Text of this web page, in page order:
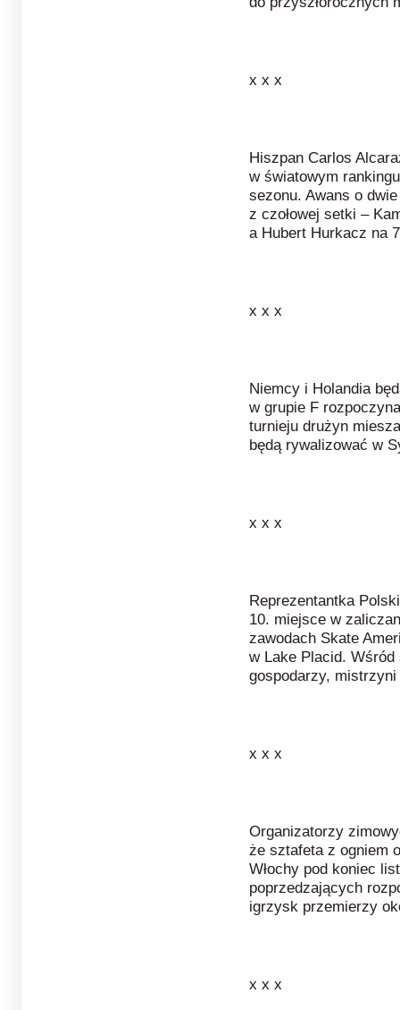
x x x
Hiszpan Carlos
w światowym
sezonu. Awans o
z czołowej setki –
a Hubert Hurkacz na
x x x
Niemcy i Holandia
w grupie F
turnieju drużyn
będą rywalizować w
x x x
Reprezentantka
10. miejsce w
zawodach Skate
w Lake Placid.
gospodarzy,
x x x
Organizatorzy
że sztafeta z ogniem
Włochy pod koniec
poprzedzających
igrzysk przemierzy
x x x